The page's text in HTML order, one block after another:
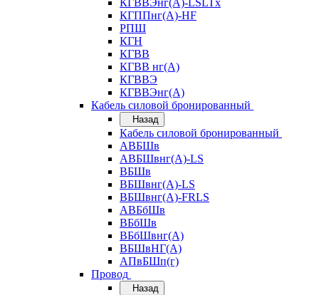
КГВВЭнг(А)-LSLTx
КГППнг(А)-HF
РПШ
КГН
КГВВ
КГВВ нг(А)
КГВВЭ
КГВВЭнг(А)
Кабель силовой бронированный
Назад
Кабель силовой бронированный
АВБШв
АВБШвнг(А)-LS
ВБШв
ВБШвнг(А)-LS
ВБШвнг(А)-FRLS
АВБбШв
ВБбШв
ВБбШвнг(А)
ВБШвНГ(А)
АПвБШп(г)
Провод
Назад